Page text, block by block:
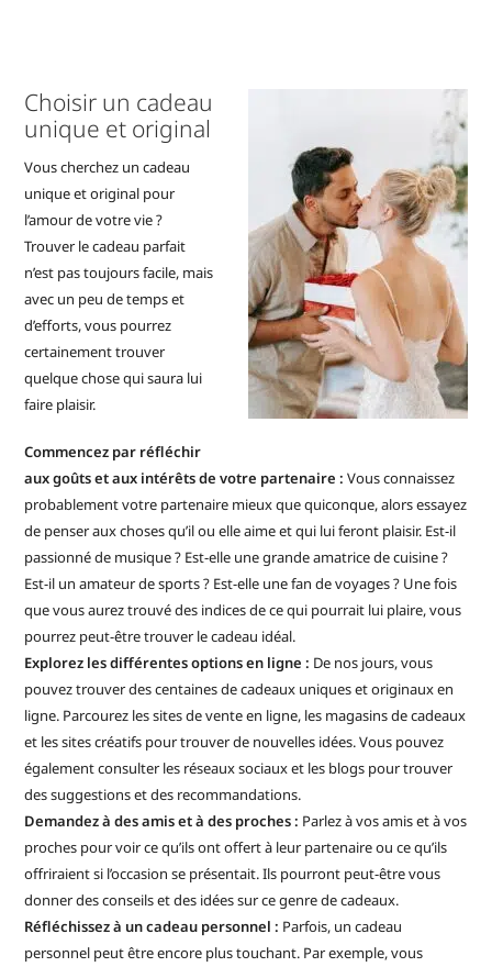
Choisir un cadeau
unique et original
Vous cherchez un cadeau
unique et original pour
l’amour de votre vie ?
Trouver le cadeau parfait
n’est pas toujours facile, mais
avec un peu de temps et
d’efforts, vous pourrez
certainement trouver
quelque chose qui saura lui
faire plaisir.
Commencez par réfléchir
aux goûts et aux intérêts de votre partenaire :Vous connaissez
probablement votre partenaire mieux que quiconque, alors essayez
de penser aux choses qu’il ou elle aime et qui lui feront plaisir. Est-il
passionné de musique ? Est-elle une grande amatrice de cuisine ?
Est-il un amateur de sports ? Est-elle une fan de voyages ? Une fois
que vous aurez trouvé des indices de ce qui pourrait lui plaire, vous
pourrez peut-être trouver le cadeau idéal.
Explorez les différentes options en ligne : De nos jours, vous
pouvez trouver des centaines de cadeaux uniques et originaux en
ligne. Parcourez les sites de vente en ligne, les magasins de cadeaux
et les sites créatifs pour trouver de nouvelles idées. Vous pouvez
également consulter les réseaux sociaux et les blogs pour trouver
des suggestions et des recommandations.
Demandez à des amis et à des proches : Parlez à vos amis et à vos
proches pour voir ce qu’ils ont offert à leur partenaire ou ce qu’ils
offriraient si l’occasion se présentait. Ils pourront peut-être vous
donner des conseils et des idées sur ce genre de cadeaux.
Réfléchissez à un cadeau personnel : Parfois, un cadeau
personnel peut être encore plus touchant. Par exemple, vous